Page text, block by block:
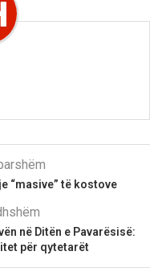
“masive” të kostove
në Ditën e Pavarësisë:
për qytetarët